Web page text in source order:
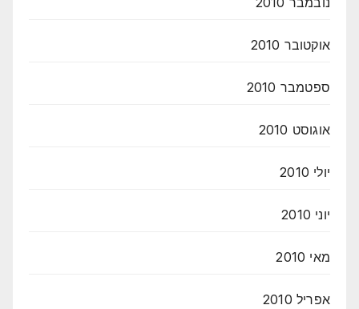
אוקטובר 2010
ספטמבר 2010
אוגוסט 2010
יולי 2010
יוני 2010
מאי 2010
אפריל 2010